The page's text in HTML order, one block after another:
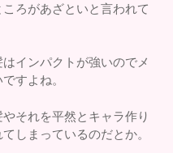
ろがあざといと言われて
インパクトが強いのでメ
すよね。
それを平然とキャラ作り
しまっているのだとか。